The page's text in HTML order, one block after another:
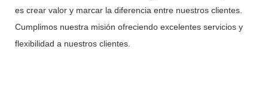
es crear valor y marcar la diferencia entre nuestros clientes.
Cumplimos nuestra misión ofreciendo excelentes servicios y
flexibilidad a nuestros clientes.